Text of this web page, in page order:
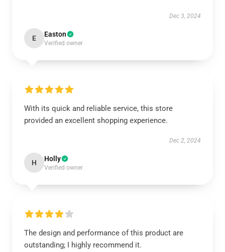
Dec 3, 2024
E Easton
Verified owner
With its quick and reliable service, this store
provided an excellent shopping experience.
Dec 2, 2024
H Holly
Verified owner
The design and performance of this product are
outstanding; I highly recommend it.